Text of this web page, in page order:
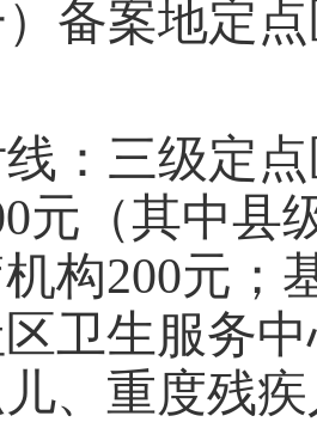
）备案地定
：三级定
元（其中县
构200元；
卫生服务
、重度残